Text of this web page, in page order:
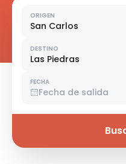
ORIGEN
San Carlos
DESTINO
Las Piedras
FECHA
Fecha de salida